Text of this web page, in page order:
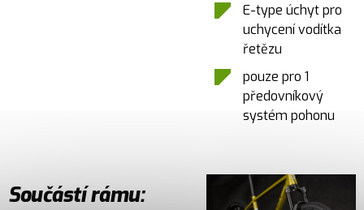
E-type úchyt pro
uchycení vodítka
řetězu
pouze pro 1
předovníkový
systém pohonu
Součástí rámu: